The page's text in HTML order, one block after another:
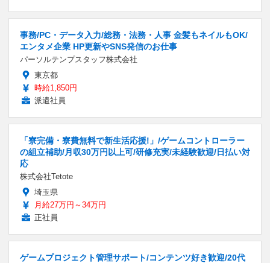
事務/PC・データ入力/総務・法務・人事 金髪もネイルもOK/
エンタメ企業 HP更新やSNS発信のお仕事
パーソルテンプスタッフ株式会社
東京都
時給1,850円
派遣社員
「寮完備・寮費無料で新生活応援!」/ゲームコントローラー
の組立補助/月収30万円以上可/研修充実/未経験歓迎/日払い対
応
株式会社Tetote
埼玉県
月給27万円～34万円
正社員
ゲームプロジェクト管理サポート/コンテンツ好き歓迎/20代